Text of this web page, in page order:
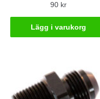
90 kr
Lägg i varukorg